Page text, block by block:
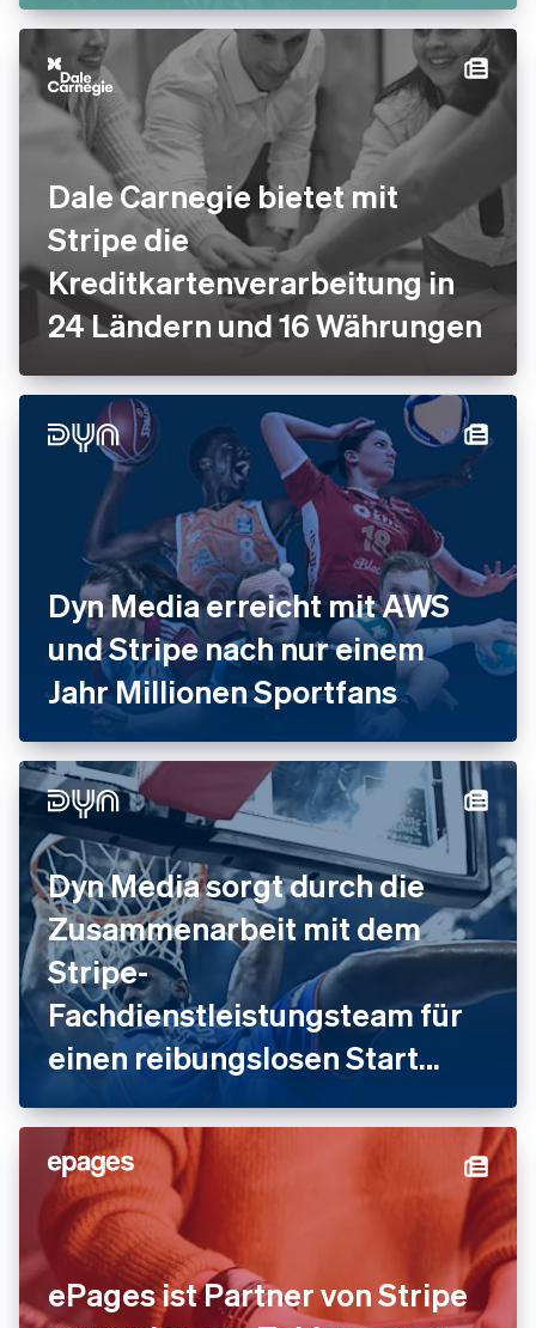
Dale Carnegie bietet mit
Stripe die
Kreditkartenverarbeitung in
24 Ländern und 16 Währungen
Dyn Media erreicht mit AWS
und Stripe nach nur einem
Jahr Millionen Sportfans
Dyn Media sorgt durch die
Zusammenarbeit mit dem
Stripe-
Fachdienstleistungsteam für
einen reibungslosen Start
seiner Plattform und deren
Wachstum
ePages ist Partner von Stripe